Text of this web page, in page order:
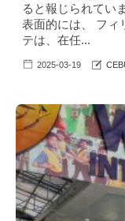
ると報じられてい
表面的には、 フィ
テは、在任...
2025-03-19